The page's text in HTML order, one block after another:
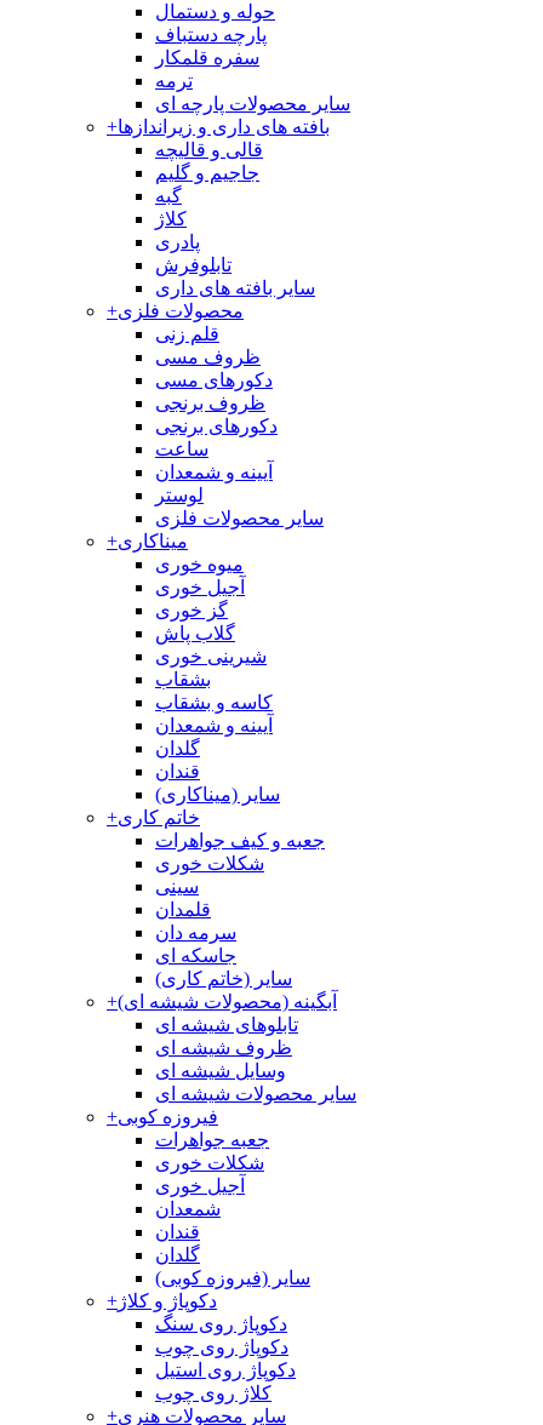
حوله و دستمال
پارچه دستباف
سفره قلمکار
ترمه
سایر محصولات پارچه ای
+بافته های داری و زیراندازها
قالی و قالیچه
جاجیم و گلیم
گبه
کلاژ
پادری
تابلوفرش
سایر بافته های داری
+محصولات فلزی
قلم زنی
ظروف مسی
دکورهای مسی
ظروف برنجی
دکورهای برنجی
ساعت
آیینه و شمعدان
لوستر
سایر محصولات فلزی
+میناکاری
میوه خوری
آجیل خوری
گز خوری
گلاب پاش
شیرینی خوری
بشقاب
کاسه و بشقاب
آیینه و شمعدان
گلدان
قندان
سایر (میناکاری)
+خاتم کاری
جعبه و کیف جواهرات
شکلات خوری
سینی
قلمدان
سرمه دان
جاسکه ای
سایر (خاتم کاری)
+آبگینه (محصولات شیشه ای)
تابلوهای شیشه ای
ظروف شیشه ای
وسایل شیشه ای
سایر محصولات شیشه ای
+فیروزه کوبی
جعبه جواهرات
شکلات خوری
آجیل خوری
شمعدان
قندان
گلدان
سایر (فیروزه کوبی)
+دکوپاژ و کلاژ
دکوپاژ روی سنگ
دکوپاژ روی چوب
دکوپاژ روی استیل
کلاژ روی چوب
+سایر محصولات هنری